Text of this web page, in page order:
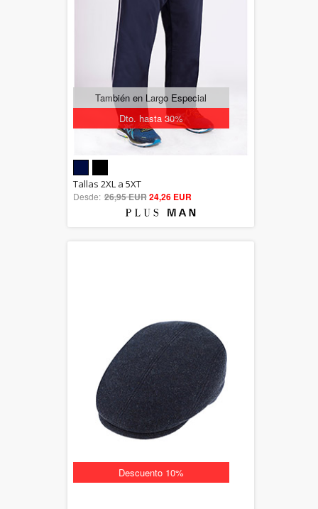
Dto. hasta 30%
También en Largo Especial
5.00
out of 5
Tallas 2XL a 5XT
Desde: 26,95 EUR24,26 EUR
Descuento 10%